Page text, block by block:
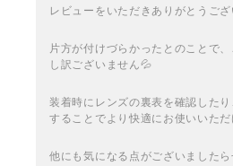
レビューをいただきありがとうござ
片方が付けづらかったとのことで
し訳ございません💦
装着時にレンズの裏表を確認した
することでより快適にお使いいた
他にも気になる点がございました